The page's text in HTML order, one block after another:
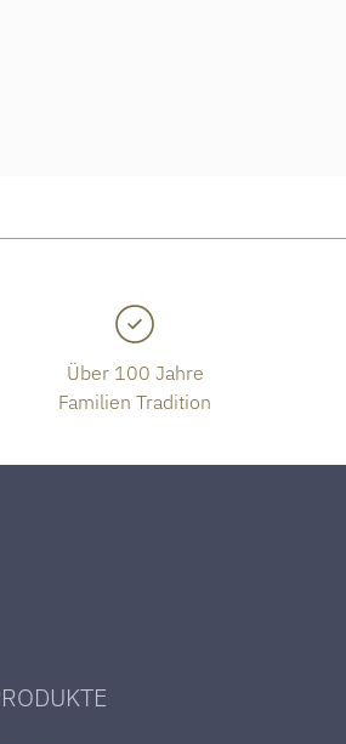
Über 100 Jahre
Familien Tradition